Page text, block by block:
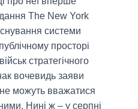
The New York
системи
просторі
стратегічного
вочевидь заяви
не можуть вважатися
Нині ж – у серпні